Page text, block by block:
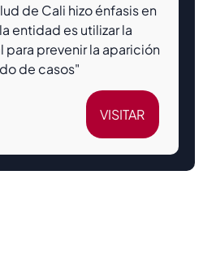
de Cali hizo énfasis en
entidad es utilizar la
prevenir la aparición
de casos"
VISITAR